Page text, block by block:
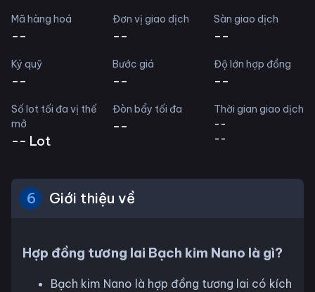
Mã hàng hoá
--
Đơn vị giao dịch
--
Sàn giao dịch
--
Ký quỹ
--
Bước giá
--
Độ lớn hợp đồng
--
Số lot tối đa vị thế
mở
-- Lot
Đòn bẩy tối đa
--
Thời gian giao dịch
--
--
6 Giới thiệu về
Hợp đồng tương lai Bạch kim Nano là gì?
Bạch kim Nano là hợp đồng tương lai có kích